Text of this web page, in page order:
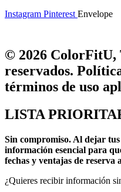
Instagram Pinterest Envelope
© 2026 ColorFitU,
reservados.
términos de uso
LISTA
Sin compromiso. Al dejar tus
información esencial para
fechas y ventajas de
¿Quieres recibir información